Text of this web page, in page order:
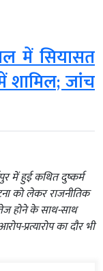
में सियासत
शामिल; जांच
में हुई कथित दुष्कर्म
को लेकर राजनीतिक
होने के साथ-साथ
प्रत्यारोप का दौर भी